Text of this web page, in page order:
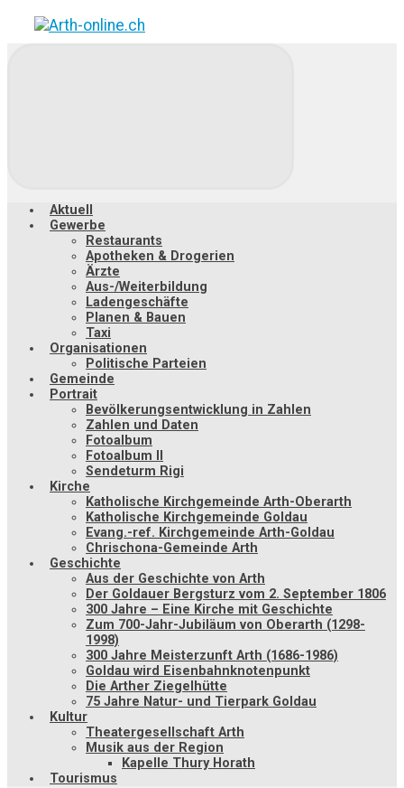
Zum
Hauptinhalt
Aktuell
Gewerbe
Restaurants
Apotheken & Drogerien
Ärzte
Aus-/Weiterbildung
Ladengeschäfte
Planen & Bauen
Taxi
Organisationen
Politische Parteien
Gemeinde
Portrait
Bevölkerungsentwicklung in Zahlen
Zahlen und Daten
Fotoalbum
Fotoalbum II
Sendeturm Rigi
Kirche
Katholische Kirchgemeinde Arth-Oberarth
Katholische Kirchgemeinde Goldau
Evang.-ref. Kirchgemeinde Arth-Goldau
Chrischona-Gemeinde Arth
Geschichte
Aus der Geschichte von Arth
Der Goldauer Bergsturz vom 2. September 1806
300 Jahre – Eine Kirche mit Geschichte
Zum 700-Jahr-Jubiläum von Oberarth (1298-
1998)
300 Jahre Meisterzunft Arth (1686-1986)
Goldau wird Eisenbahnknotenpunkt
Die Arther Ziegelhütte
75 Jahre Natur- und Tierpark Goldau
Kultur
Theatergesellschaft Arth
Musik aus der Region
Kapelle Thury Horath
Tourismus